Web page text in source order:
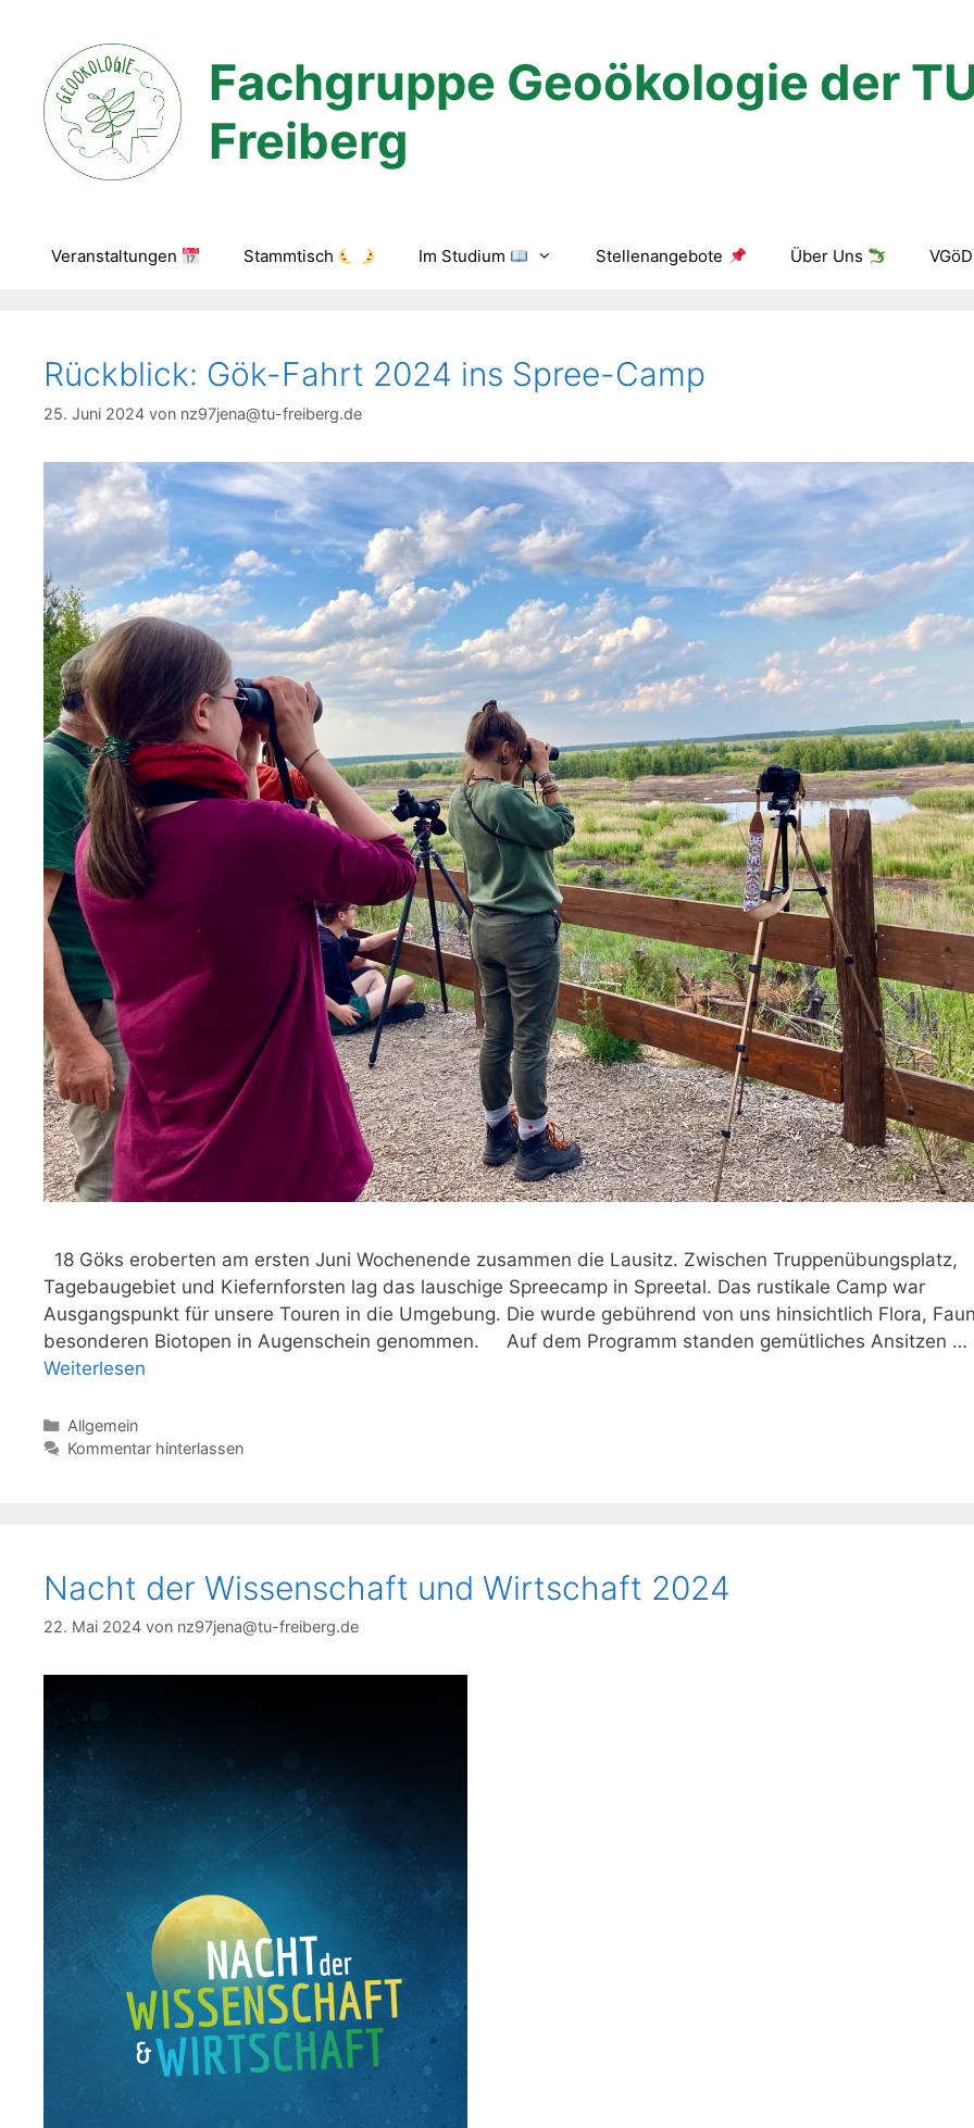
springen
Fachgruppe Geoökologie der
Freiberg
Veranstaltungen Stammtisch Im Studium Stellenangebote Über Uns
Rückblick: Gök-Fahrt 2024 ins Spree-Camp
25. Juni 2024 von nz97jena@tu-freiberg.de
18 Göks eroberten am ersten Juni Wochenende zusammen die Lausitz. Zwischen Truppenübungsplatz,
Tagebaugebiet und Kiefernforsten lag das lauschige Spreecamp in Spreetal. Das rustikale Camp war
Ausgangspunkt für unsere Touren in die Umgebung. Die wurde gebührend von uns hinsichtlich Flora,
besonderen Biotopen in Augenschein genommen. Auf dem Programm standen gemütliches Ansitzen …
Weiterlesen
Kategorien
Allgemein
Kommentar hinterlassen
Nacht der Wissenschaft und Wirtschaft 2024
22. Mai 2024 von nz97jena@tu-freiberg.de